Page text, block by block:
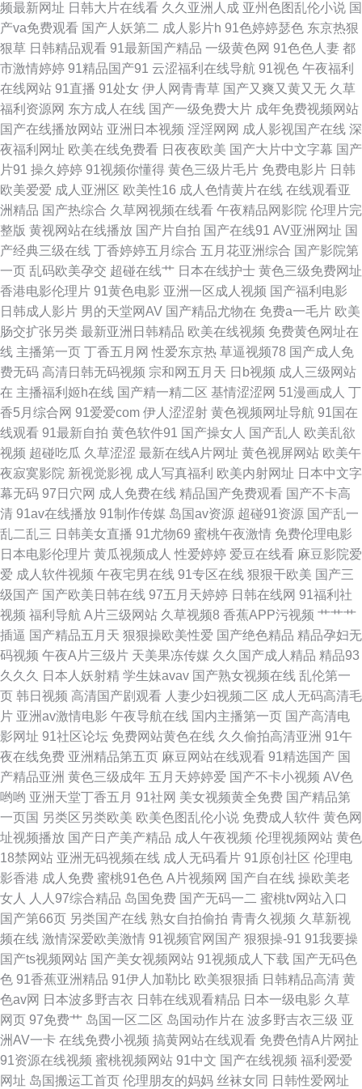
肏屄视频 男人的AV3级 日韩深夜成人 亚洲香蕉成人av 91网站免费观看 国产
亚洲V^ 深夜啪啪网址 91素人约啪系列 超碰欧美碰 精品一欧美一综合 欧美日
韩国产色色 婷婷六月天电影 超碰97最新 久久精品视频32 日韩一欧美色色
97爱涩涩 精品久热 在线导航福利AV 导航色AVVV 欧美卡不卡 午夜激情福利
社 91网红在线观看 成人网站视频 欧美国产专区 av福利网址 91在线资源 韩
日色图 日韩欧美久久 在线观看污网站 AV午夜无码 九九这里都是精品 日韩无
码第一页 91免费线上视频 激情四虎 亚洲欧美日韩久久 爱豆福利导航 黄网站
免费观看 深夜福利18 91海角 国产盗摄1区 91素人在线 国产浮力麻豆影院
91探花一区在线 久久这里有精品6 日韩三级av 伊人综合香蕉另类 av在线视
频 久热精品视频 天堂少女 91韩国成人TV 超碰狠狠操 青青草视频 91n视频
国产精品爽 日韩高清无码破解 51国产探花 超碰蝴蝶乐 精品国产乱码 丝袜美
腿性交 91蜜臀久久 成人又大又黄免费 人妻H片 91She视频 豆花最新网站 日
韩伦理在线视频 91社区在线视频 丁香午夜超碰 久久深夜影院 婷婷久久成人
导航 91丝腿 精东一级片aV 天天操操 超碰免费在线97 巨乳jk被后入 深夜视
频福利无码 91传媒蜜桃 国产精品久久在线 欧美性爱1 亚洲久草网 超碰91人
人 久久深夜影院
频最新网址 日韩大片在线看 久久亚洲人成 亚州色图乱伦小说 国
产va免费观看 国产人妖第二 成人影片h 91色婷婷瑟色 东京热狠
狠草 日韩精品观看 91最新国产精品 一级黄色网 91色色人妻 都
市激情婷婷 91精品国产91 云涩福利在线导航 91视色 午夜福利
在线网站 91直播 91处女 伊人网青青草 国产又爽又黄又无 久草
福利资源网 东方成人在线 国产一级免费大片 成年免费视频网站
国产在线播放网站 亚洲日本视频 淫淫网网 成人影视国产在线 深
夜福利网址 欧美在线免费看 日夜夜欧美 国产大片中文字幕 国产
片91 操久婷婷 91视频你懂得 黄色三级片毛片 免费电影片 日韩
欧美爱爱 成人亚洲区 欧美性16 成人色情黄片在线 在线观看亚
洲精品 国产热综合 久草网视频在线看 午夜精品网影院 伦理片完
整版 黄视网站在线播放 国产片自拍 国产在线91 AV亚洲网址 国
产经典三级在线 丁香婷婷五月综合 五月花亚洲综合 国产影院第
一页 乱码欧美孕交 超碰在线艹 日本在线护士 黄色三级免费网址
香港电影伦理片 91黄色电影 亚洲一区成人视频 国产福利电影
日韩成人影片 男的天堂网AV 国产精品尤物在 免费a一毛片 欧美
肠交扩张另类 最新亚洲日韩精品 欧美在线视频 免费黄色网址在
线 主播第一页 丁香五月网 性爱东京热 草逼视频78 国产成人免
费无码 高清日韩无码视频 宗和网五月天 日b视频 成人三级网站
在 主播福利姬h在线 国产精一精二区 基情涩涩网 51漫画成人 丁
香5月综合网 91爱爱com 伊人涩涩射 黄色视频网址导航 91国在
线观看 91最新自拍 黄色软件91 国产操女人 国产乱人 欧美乱欲
视频 超碰吃瓜 久草涩涩 最新在线A片网址 黄色视屏网站 欧美午
夜寂寞影院 新视觉影视 成人写真福利 欧美内射网址 日本中文字
幕无码 97日穴网 成人免费在线 精品国产免费观看 国产不卡高
清 91av在线播放 91制作传媒 岛国av资源 超碰91资源 国产乱一
乱二乱三 日韩美女直播 91尤物69 蜜桃午夜激情 免费伦理电影
日本电影伦理片 黄瓜视频成人 性爱婷婷 爱豆在线看 麻豆影院爱
爱 成人软件视频 午夜宅男在线 91专区在线 狠狠干欧美 国产三
级国产 国产欧美日韩在线 97五月天婷婷 日韩在线网 91福利社
视频 福利导航 A片三级网站 久草视频8 香蕉APP污视频 艹艹艹
插逼 国产精品五月天 狠狠操欧美性爱 国产绝色精品 精品孕妇无
码视频 午夜A片三级片 天美果冻传媒 久久国产成人精品 精品93
久久久
日本人妖射精 学生妹avav 国产熟女视频在线 乱伦第一
页 韩日视频 高清国产剧观看 人妻少妇视频二区 成人无码高清毛
片 亚洲av激情电影 午夜导航在线 国内主播第一页 国产高清电
影网址 91社区论坛 免费网站黄色在线 久久偷拍高清亚洲 91午
夜在线免费 亚洲精品第五页 麻豆网站在线观看 91精选国产 国
产精品亚洲 黄色三级成年 五月天婷婷爱 国产不卡小视频 AV色
哟哟 亚洲天堂丁香五月 91社网 美女视频黄全免费 国产精品第
一页国 另类区另类欧美 欧美色图乱伦小说 免费成人软件 黄色网
址视频播放 国产日产美产精品 成人午夜视频 伦理视频网站 黄色
18禁网站 亚洲无码视频在线 成人无码看片 91原创社区 伦理电
影香港 成人免费 蜜桃91色色 A片视频网 国产自在线 操欧美老
女人
人人97综合精品 岛国免费 国产无码一二 蜜桃tv网站入口
国产第66页 另类国产在线 熟女自拍偷拍 青青久视频 久草新视
频在线 激情深爱欧美激情 91视频官网国产 狠狠操-91 91我要操
国产ts视频网站 国产美女视频网站 91视频成人下载 国产无码色
色 91香蕉亚洲精品 91伊人加勒比 欧美狠狠插 日韩精品高清 黄
色av网 日本波多野吉衣 日韩在线观看精品 日本一级电影 久草
网页 97免费艹 岛国一区二区 岛国动作片在 波多野吉衣三级 亚
洲AV一卡 在线免费小视频 搞黄网站在线观看 免费色情A片网扯
91资源在线视频 蜜桃视频网站 91中文 国产在线视频 福利爱爱
网址 岛国搬运工首页 伦理朋友的妈妈 丝袜女同 日韩性爱网址